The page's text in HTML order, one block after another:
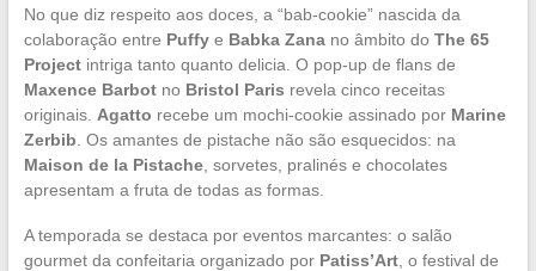
No que diz respeito aos doces, a “bab-cookie” nascida da
colaboração entre Puffye Babka Zanano âmbito do The 65
Projectintriga tanto quanto delicia. O pop-up de flans de
Maxence Barbotno Bristol Paris revela cinco receitas
originais. Agatto recebe um mochi-cookie assinado por Marine
Zerbib . Os amantes de pistache não são esquecidos: na
Maison de la Pistache, sorvetes, pralinés e chocolates
apresentam a fruta de todas as formas.
A temporada se destaca por eventos marcantes: o salão
gourmet da confeitaria organizado por Patiss’Art, o festival de